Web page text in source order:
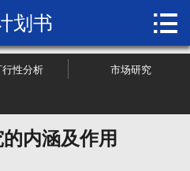
关于博纳
管理咨询
划书 
行性分析 市场研究
内涵及作用